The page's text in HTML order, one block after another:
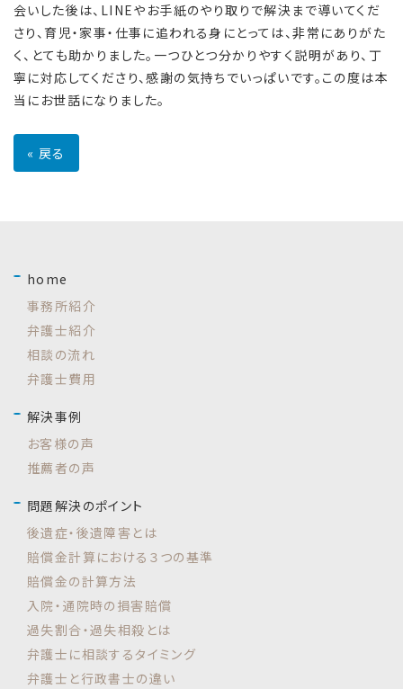
会いした後は、LINEやお手紙のやり取りで解決まで導いてくだ
さり、育児・家事・仕事に追われる身にとっては、非常にありがた
く、とても助かりました。一つひとつ分かりやすく説明があり、丁
寧に対応してくださり、感謝の気持ちでいっぱいです。この度は本
当にお世話になりました。
« 戻る
home
事務所紹介
弁護士紹介
相談の流れ
弁護士費用
解決事例
お客様の声
推薦者の声
問題解決のポイント
後遺症・後遺障害とは
賠償金計算における３つの基準
賠償金の計算方法
入院・通院時の損害賠償
過失割合・過失相殺とは
弁護士に相談するタイミング
弁護士と行政書士の違い